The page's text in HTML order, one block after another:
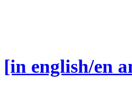
[in english/en